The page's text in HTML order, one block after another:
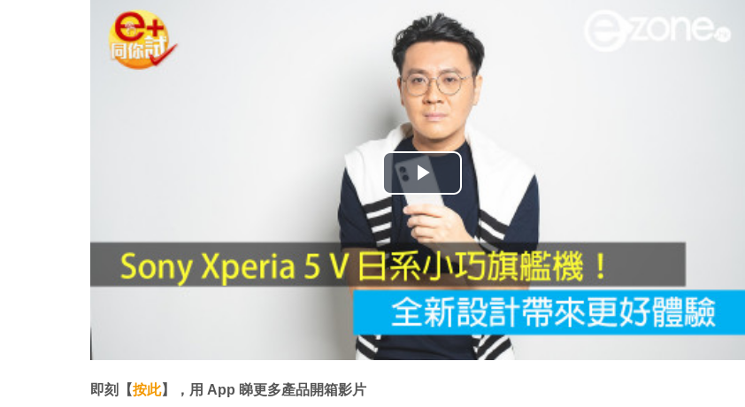
播
放
影
片
即刻【按此】，用 App 睇更多產品開箱影片